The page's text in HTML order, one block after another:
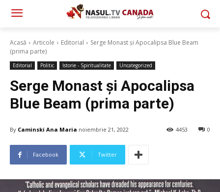
Acasă Articole Editorial
Serge Monast și Apocalipsa Blue Beam
(prima parte)
Editorial Politic Istorie - Spiritualitate Uncategorized
Serge Monast și Apocalipsa
Blue Beam (prima parte)
By Caminski Ana Maria noiembrie 21, 2022 0
4453
Facebook Twitter